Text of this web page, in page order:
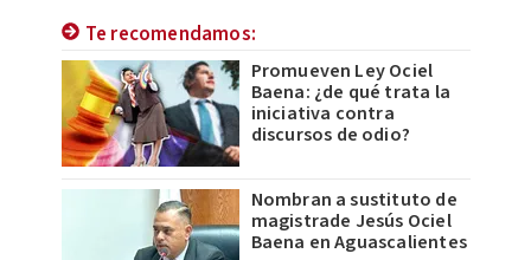
Te recomendamos:
Promueven Ley Ociel
Baena: ¿de qué trata la
iniciativa contra
discursos de odio?
Nombran a sustituto de
magistrade Jesús Ociel
Baena en Aguascalientes